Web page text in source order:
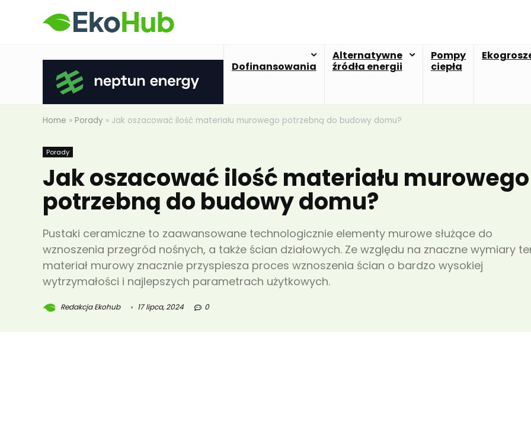
Dofinansowania
Alternatywne
źródła energii
Pompy
ciepła
Home » Porady » Jak oszacować ilość materiału murowego potrzebną do budowy domu?
Porady
Jak oszacować ilość materiału murowego
potrzebną do budowy domu?
Pustaki ceramiczne to zaawansowane technologicznie elementy murowe służące do
wznoszenia przegród nośnych, a także ścian działowych. Ze względu na znaczne wymiary
materiał murowy znacznie przyspiesza proces wznoszenia ścian o bardzo wysokiej
wytrzymałości i najlepszych parametrach użytkowych.
Redakcja Ekohub 17 lipca, 2024 0